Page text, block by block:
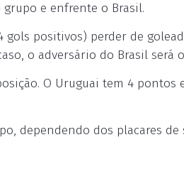
e enfrente o Brasil.
gols positivos) perder de
o adversário do Brasil será
O Uruguai tem 4 pontos
dependendo dos placares de